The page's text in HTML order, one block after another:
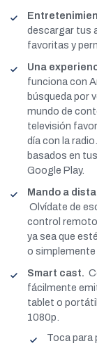
descargar tus
favoritas y
Una
funciona con
búsqueda por
mundo de
televisión
día con la
basados en
Google Play.
Mando a
Olvídate de
control remoto
ya sea que
o simplemente
Smart cast.
fácilmente
tablet o
1080p.
Toca para